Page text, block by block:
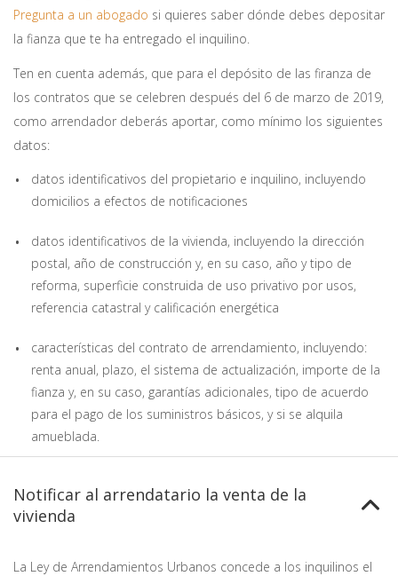
Pregunta a un abogado si quieres saber dónde debes depositar
la fianza que te ha entregado el inquilino.
Ten en cuenta además, que para el depósito de las firanza de
los contratos que se celebren después del 6 de marzo de 2019,
como arrendador deberás aportar, como mínimo los siguientes
datos:
datos identificativos del propietario e inquilino, incluyendo
domicilios a efectos de notificaciones
datos identificativos de la vivienda, incluyendo la dirección
postal, año de construcción y, en su caso, año y tipo de
reforma, superficie construida de uso privativo por usos,
referencia catastral y calificación energética
características del contrato de arrendamiento, incluyendo:
renta anual, plazo, el sistema de actualización, importe de la
fianza y, en su caso, garantías adicionales, tipo de acuerdo
para el pago de los suministros básicos, y si se alquila
amueblada.
Notificar al arrendatario la venta de la
vivienda
La Ley de Arrendamientos Urbanos concede a los inquilinos el